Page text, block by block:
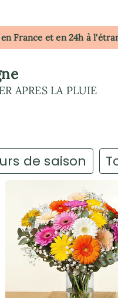
en France et en 24h à
APRES LA PLUIE
de saison